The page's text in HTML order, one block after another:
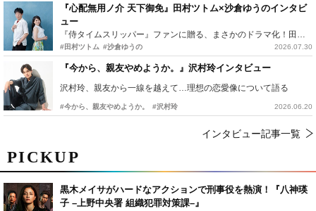
PICKUP
黒木メイサがハードなアクションで刑事役を熱演！『八神瑛
子 –上野中央署 組織犯罪対策課–』
『心配無用ノ介 天下御免』田村ツトム×沙倉ゆうのインタビ
ュー
『侍タイムスリッパー』ファンに贈る、まさかのドラマ化！田村ツトム×沙倉ゆうのが語る『心配無用ノ介』撮影秘話
#田村ツトム #沙倉ゆうの 2026.07.30
『今から、親友やめようか。』沢村玲インタビュー
沢村玲、親友から一線を越えて…理想の恋愛像について語る
#今から、親友やめようか。 #沢村玲 2026.06.20
インタビュー記事一覧